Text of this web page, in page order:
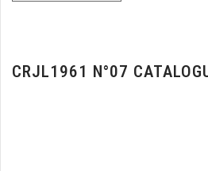
CRJL1961 N°07